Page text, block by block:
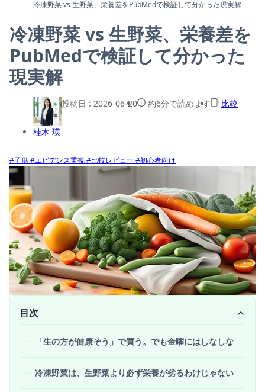
冷凍野菜 vs 生野菜、栄養差をPubMedで検証して分かった現実解
冷凍野菜 vs 生野菜、栄養差を
PubMedで検証して分かった
現実解
桂木 瑛
投稿日 : 2026-06-20 約6分で読めます 比較
#子供#エビデンス重視#比較レビュー #初心者向け
目次
「生の方が健康そう」で買う。でも金曜にはしなしな
冷凍野菜は、生野菜より必ず栄養が劣るわけじゃない